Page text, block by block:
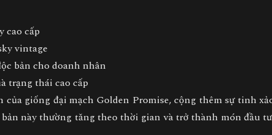
cao cấp
vintage
bản cho doanh nhân
trạng thái cao cấp
của giống đại mạch Golden Promise, cộng thêm sự tinh
này thường tăng theo thời gian và trở thành món đầu